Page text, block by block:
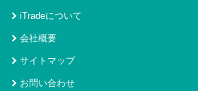
iTradeについて
会社概要
サイトマップ
お問い合わせ